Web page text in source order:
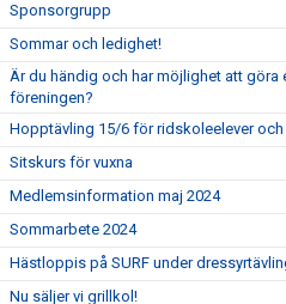
Sponsorgrupp
Sommar och ledighet!
Är du händig och har möjlighet att göra
föreningen?
Hopptävling 15/6 för ridskoleelever
Sitskurs för vuxna
Medlemsinformation maj 2024
Sommarbete 2024
Hästloppis på SURF under
Nu säljer vi grillkol!